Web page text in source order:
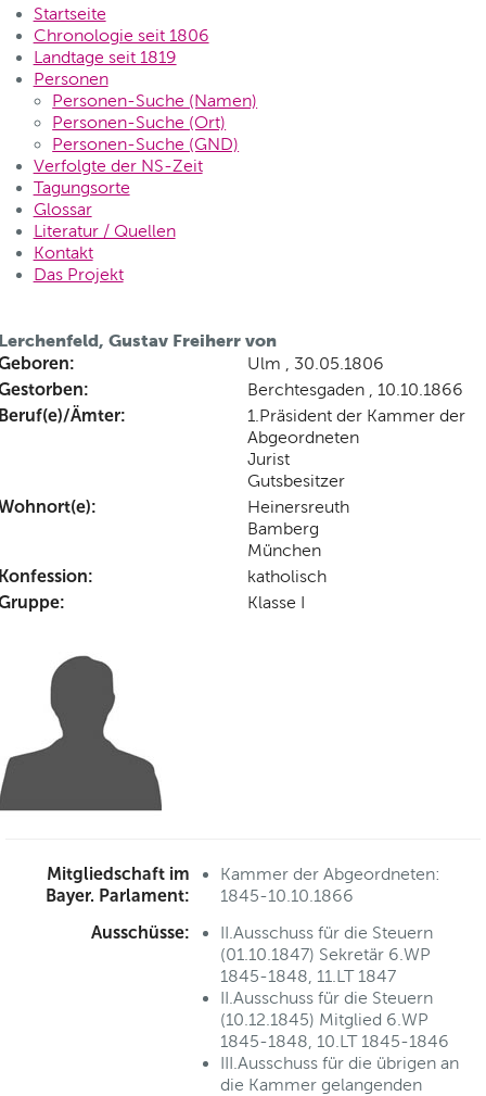
Startseite
Chronologie seit 1806
Landtage seit 1819
Personen
Personen-Suche (Namen)
Personen-Suche (Ort)
Personen-Suche (GND)
Verfolgte der NS-Zeit
Tagungsorte
Glossar
Literatur / Quellen
Kontakt
Das Projekt
Gustav Freiherr von
Ulm , 30.05.1806
Berchtesgaden , 10.10.1866
Ämter:
1.Präsident der Kammer der
Abgeordneten
Jurist
Gutsbesitzer
Heinersreuth
Bamberg
München
katholisch
Klasse I
Mitgliedschaft im
Bayer. Parlament:
Kammer der Abgeordneten:
1845-10.10.1866
Ausschüsse:
II.Ausschuss für die Steuern
(01.10.1847) Sekretär 6.WP
1845-1848, 11.LT 1847
II.Ausschuss für die Steuern
(10.12.1845) Mitglied 6.WP
1845-1848, 10.LT 1845-1846
III.Ausschuss für die übrigen an
die Kammer gelangenden